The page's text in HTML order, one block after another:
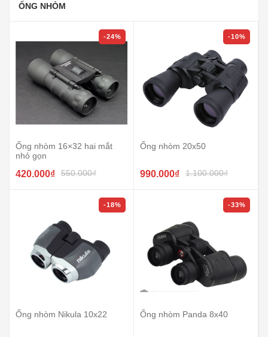
ỐNG NHÒM
-24%
Ống nhòm 16×32 hai mắt
nhỏ gọn
420.000₫ 550.000₫
-18%
Ống nhòm Nikula 10x22
-10%
Ống nhòm 20x50
990.000₫ 1.100.000₫
-33%
Ống nhòm Panda 8x40